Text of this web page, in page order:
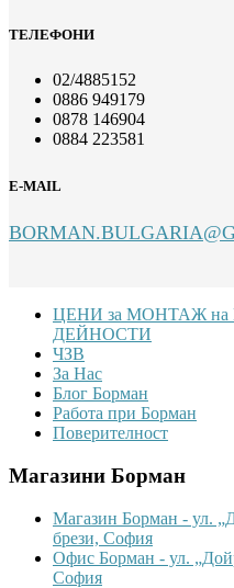
ТЕЛЕФОНИ
02/4885152
0886 949179
0878 146904
0884 223581
E-MAIL
FooterЦЕНИ за МОНТАЖ
ДЕЙНОСТИ
ЧЗВ
За Нас
Блог Борман
Работа при Борман
Поверителност
Магазини Борман
Магазин Борман - ул.
брези, София
Офис Борман - ул.
София